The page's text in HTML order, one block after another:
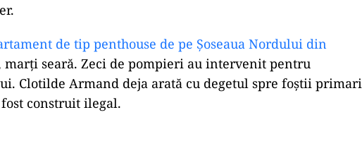
de tip penthouse de pe Șoseaua Nordului din
marți seară. Zeci de pompieri au intervenit pentru
Clotilde Armand deja arată cu degetul spre foștii primari
construit ilegal.